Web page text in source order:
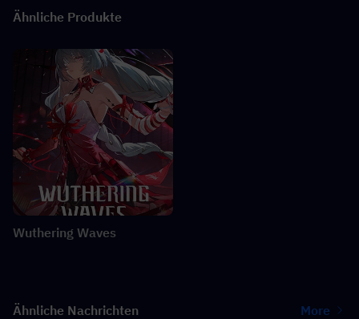
Ähnliche Produkte
Wuthering Waves
Ähnliche Nachrichten More